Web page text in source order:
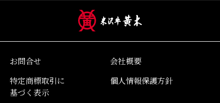
お問合せ
会社概要
特定商標取引に
基づく表示
個人情報保護方針